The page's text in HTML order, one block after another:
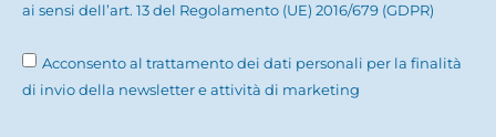
ai sensi dell’art. 13 del Regolamento (UE) 2016/679 (GDPR)
Acconsento al trattamento dei dati personali per la finalità
di invio della newsletter e attività di marketing